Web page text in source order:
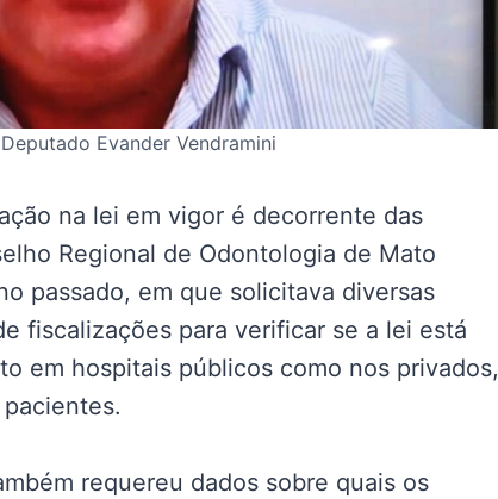
Evander Vendramini
na lei em vigor é decorrente das
Regional de Odontologia de Mato
passado, em que solicitava diversas
fiscalizações para verificar se a lei está
em hospitais públicos como nos privados,
requereu dados sobre quais os